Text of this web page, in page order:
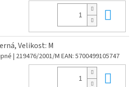
Velikost: M
| 219476/2001/M EAN: 5700499105747